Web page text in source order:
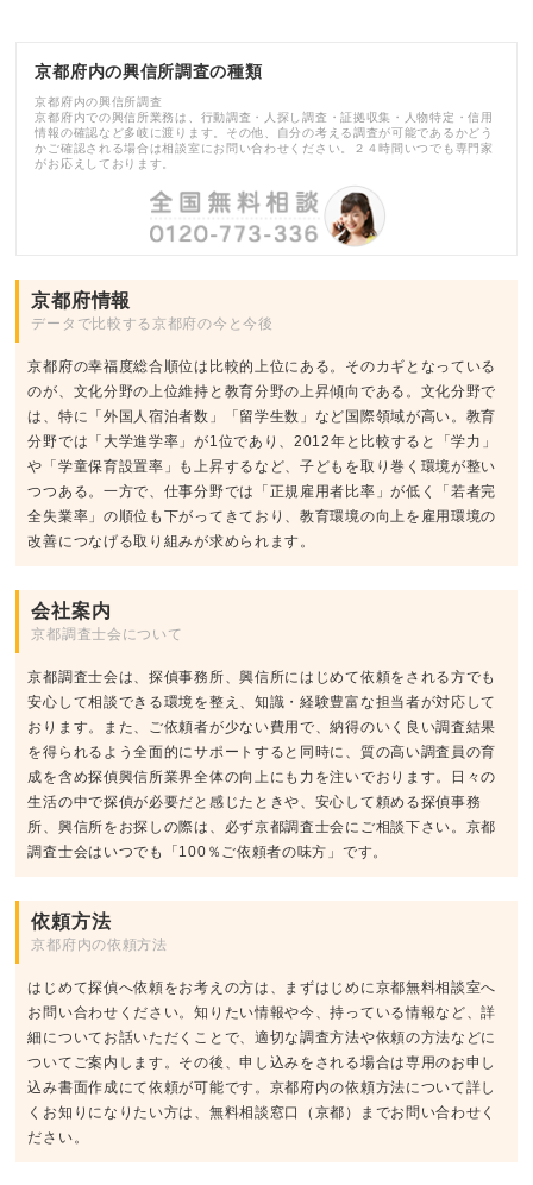
京都府内の興信所調査の種類
京都府内の興信所調査
京都府内での興信所業務は、行動調査・人探し調査・証拠収集・人物特定・信用
情報の確認など多岐に渡ります。その他、自分の考える調査が可能であるかどう
かご確認される場合は相談室にお問い合わせください。２４時間いつでも専門家
がお応えしております。
京都府情報
データで比較する京都府の今と今後
京都府の幸福度総合順位は比較的上位にある。そのカギとなっている
のが、文化分野の上位維持と教育分野の上昇傾向である。文化分野で
は、特に「外国人宿泊者数」「留学生数」など国際領域が高い。教育
分野では「大学進学率」が1位であり、2012年と比較すると「学力」
や「学童保育設置率」も上昇するなど、子どもを取り巻く環境が整い
つつある。一方で、仕事分野では「正規雇用者比率」が低く「若者完
全失業率」の順位も下がってきており、教育環境の向上を雇用環境の
改善につなげる取り組みが求められます。
会社案内
京都調査士会について
京都調査士会は、探偵事務所、興信所にはじめて依頼をされる方でも
安心して相談できる環境を整え、知識・経験豊富な担当者が対応して
おります。また、ご依頼者が少ない費用で、納得のいく良い調査結果
を得られるよう全面的にサポートすると同時に、質の高い調査員の育
成を含め探偵興信所業界全体の向上にも力を注いでおります。日々の
生活の中で探偵が必要だと感じたときや、安心して頼める探偵事務
所、興信所をお探しの際は、必ず京都調査士会にご相談下さい。京都
調査士会はいつでも「100％ご依頼者の味方」です。
依頼方法
京都府内の依頼方法
はじめて探偵へ依頼をお考えの方は、まずはじめに京都無料相談室へ
お問い合わせください。知りたい情報や今、持っている情報など、詳
細についてお話いただくことで、適切な調査方法や依頼の方法などに
ついてご案内します。その後、申し込みをされる場合は専用のお申し
込み書面作成にて依頼が可能です。京都府内の依頼方法について詳し
くお知りになりたい方は、無料相談窓口（京都）までお問い合わせく
ださい。